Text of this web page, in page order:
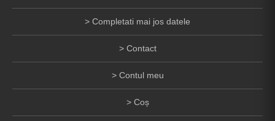
Completati mai jos datele
Contact
Contul meu
Coș